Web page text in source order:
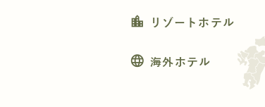
location_city リゾートホテル
language 海外ホテル